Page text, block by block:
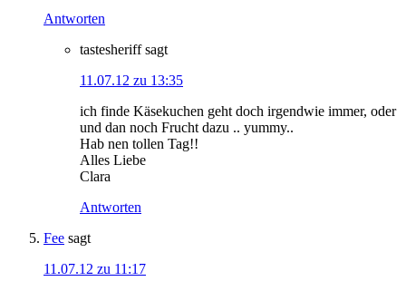
Antworten
tastesheriff sagt
11.07.12 zu 13:35
ich finde Käsekuchen geht doch irgendwie immer, oder
und dan noch Frucht dazu .. yummy..
Hab nen tollen Tag!!
Alles Liebe
Clara
Antworten
Fee sagt
11.07.12 zu 11:17